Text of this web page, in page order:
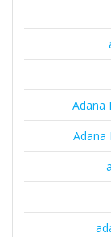
Adana
Adana